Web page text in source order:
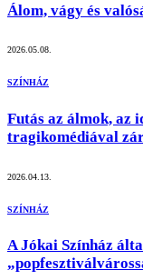
Álom, vágy és
2026.05.08.
SZÍNHÁZ
Futás az álmok, az
tragikomédiával
2026.04.13.
SZÍNHÁZ
A Jókai Színház